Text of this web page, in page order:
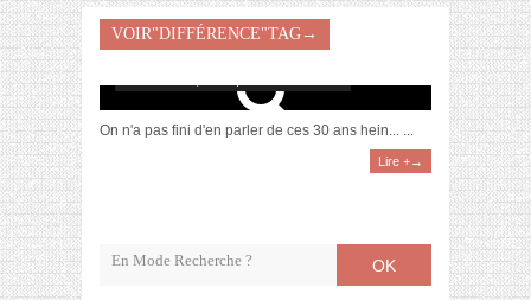
VOIR"DIFFÉRENCE"TAG→
“A 20 ans…” VS “A 30 ans…”
On n'a pas fini d'en parler de ces 30 ans hein... ...
Lire +→
OK